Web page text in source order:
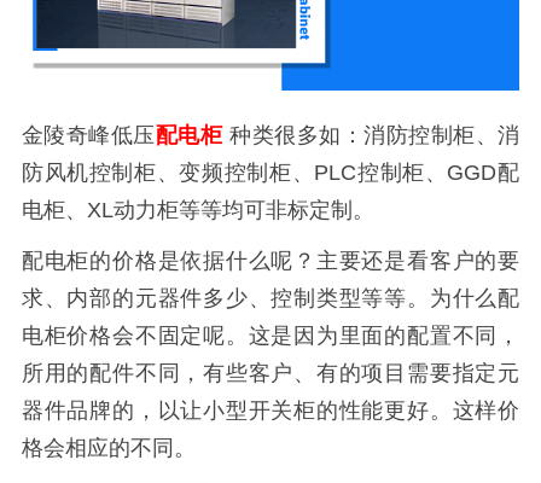
金陵奇峰低压配电柜 种类很多如：消防控制柜、消
防风机控制柜、变频控制柜、PLC控制柜、GGD配
电柜、XL动力柜等等均可非标定制。
配电柜的价格是依据什么呢？主要还是看客户的要
求、内部的元器件多少、控制类型等等。为什么配
电柜价格会不固定呢。这是因为里面的配置不同，
所用的配件不同，有些客户、有的项目需要指定元
器件品牌的，以让小型开关柜的性能更好。这样价
格会相应的不同。